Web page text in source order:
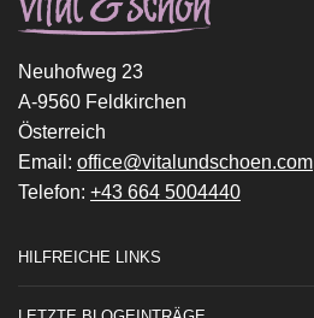
Neuhofweg 23
A-9560 Feldkirchen
Österreich
Email: office@vitalundschoen.com
Telefon: +43 664 5004440
HILFREICHE LINKS